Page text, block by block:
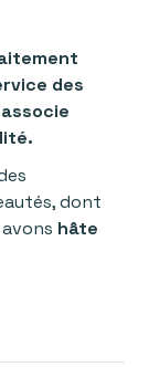
des
dont
hâte